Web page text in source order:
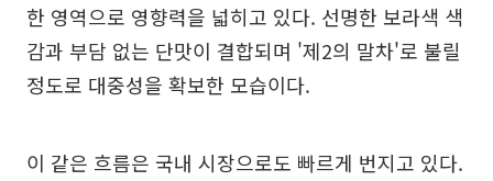
한 영역으로 영향력을 넓히고 있다. 선명한 보라색 색
감과 부담 없는 단맛이 결합되며 '제2의 말차'로 불릴
정도로 대중성을 확보한 모습이다.
이 같은 흐름은 국내 시장으로도 빠르게 번지고 있다.